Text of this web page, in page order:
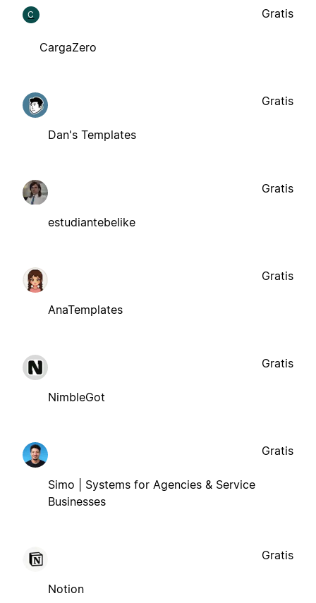
C
CargaZero
Gratis
Dan's Templates
Gratis
estudiantebelike
Gratis
AnaTemplates
Gratis
NimbleGot
Gratis
Simo | Systems for Agencies & Service
Businesses
Gratis
Notion
Gratis